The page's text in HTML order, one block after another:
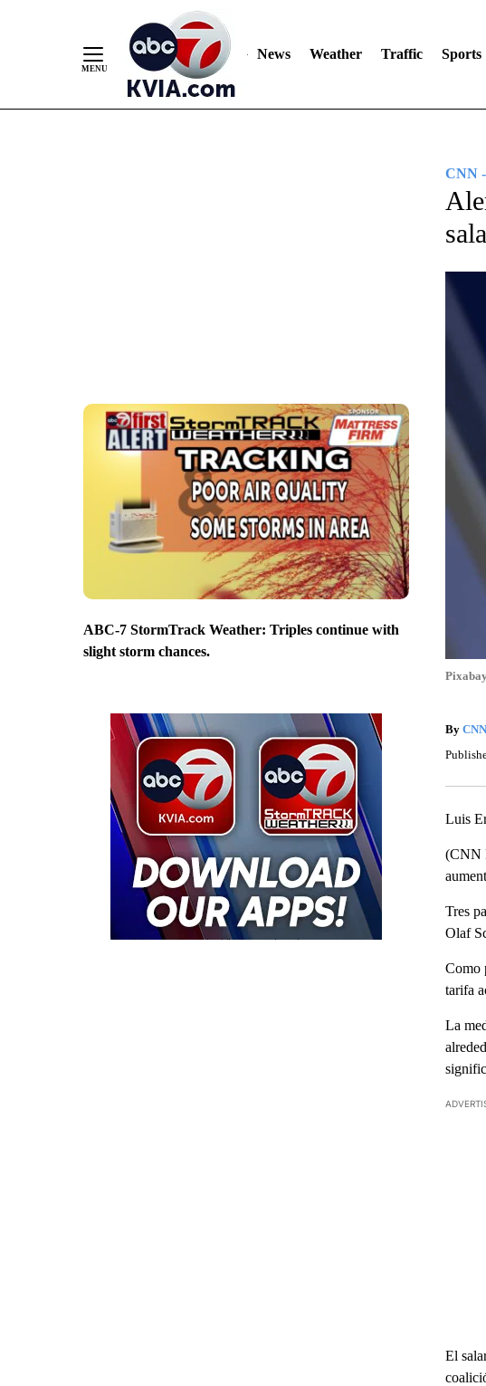
News Weather Traffic Sports
ABC-7 StormTrack Weather: Triples continue with
slight storm chances.
CNN
By
Luis
(CNN
Tres
Olaf
Como
tarifa
La
El